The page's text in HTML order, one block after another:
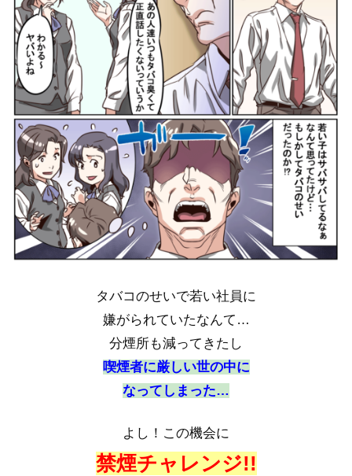
タバコのせいで若い社員に
嫌がられていたなんて…
分煙所も減ってきたし
喫煙者に厳しい世の中に
なってしまった…
よし！この機会に
禁煙チャレンジ!!